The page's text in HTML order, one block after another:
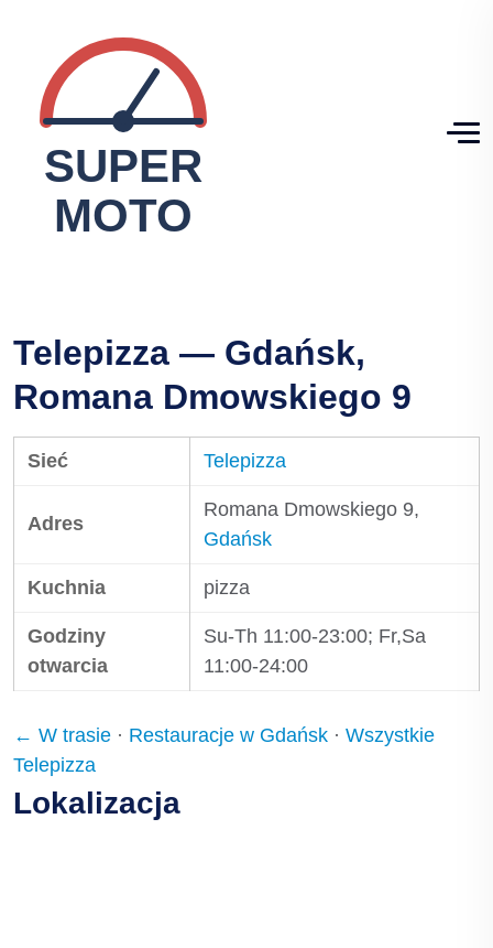
Telepizza — Gdańsk,
Romana Dmowskiego 9
Sieć Telepizza
Adres
Romana Dmowskiego 9,
Gdańsk
Kuchnia pizza
Godziny
otwarcia
Su-Th 11:00-23:00; Fr,Sa
11:00-24:00
← W trasie · Restauracje w Gdańsk · Wszystkie
Telepizza
Lokalizacja